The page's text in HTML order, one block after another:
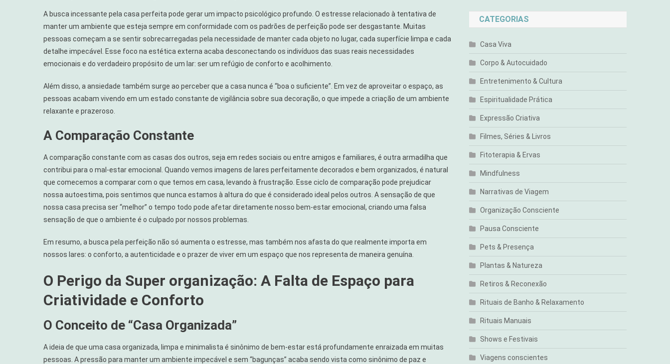
A busca incessante pela casa perfeita pode gerar um impacto psicológico profundo. O estresse relacionado à tentativa de
manter um ambiente que esteja sempre em conformidade com os padrões de perfeição pode ser desgastante. Muitas
pessoas começam a se sentir sobrecarregadas pela necessidade de manter cada objeto no lugar, cada superfície limpa e cada
detalhe impecável. Esse foco na estética externa acaba desconectando os indivíduos das suas reais necessidades
emocionais e do verdadeiro propósito de um lar: ser um refúgio de conforto e acolhimento.
Além disso, a ansiedade também surge ao perceber que a casa nunca é “boa o suficiente”. Em vez de aproveitar o espaço, as
pessoas acabam vivendo em um estado constante de vigilância sobre sua decoração, o que impede a criação de um ambiente
relaxante e prazeroso.
A Comparação Constante
A comparação constante com as casas dos outros, seja em redes sociais ou entre amigos e familiares, é outra armadilha que
contribui para o mal-estar emocional. Quando vemos imagens de lares perfeitamente decorados e bem organizados, é natural
que comecemos a comparar com o que temos em casa, levando à frustração. Esse ciclo de comparação pode prejudicar
nossa autoestima, pois sentimos que nunca estamos à altura do que é considerado ideal pelos outros. A sensação de que
nossa casa precisa ser “melhor” o tempo todo pode afetar diretamente nosso bem-estar emocional, criando uma falsa
sensação de que o ambiente é o culpado por nossos problemas.
Em resumo, a busca pela perfeição não só aumenta o estresse, mas também nos afasta do que realmente importa em
nossos lares: o conforto, a autenticidade e o prazer de viver em um espaço que nos representa de maneira genuína.
O Perigo da Super organização: A Falta de Espaço para
Criatividade e Conforto
O Conceito de “Casa Organizada”
A ideia de que uma casa organizada, limpa e minimalista é sinônimo de bem-estar está profundamente enraizada em muitas
pessoas. A pressão para manter um ambiente impecável e sem “bagunças” acaba sendo vista como sinônimo de paz e
CATEGORIAS
Casa Viva
Corpo & Autocuidado
Entretenimento & Cultura
Espiritualidade Prática
Expressão Criativa
Filmes, Séries & Livros
Fitoterapia & Ervas
Mindfulness
Narrativas de Viagem
Organização Consciente
Pausa Consciente
Pets & Presença
Plantas & Natureza
Retiros & Reconexão
Rituais de Banho & Relaxamento
Rituais Manuais
Shows e Festivais
Viagens conscientes